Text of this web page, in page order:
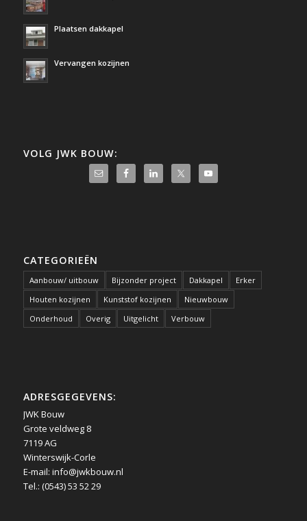
Plaatsen dakkapel
Vervangen kozijnen
VOLG JWK BOUW:
CATEGORIEËN
Aanbouw/ uitbouw Bijzonder project Dakkapel
Erker
Houten kozijnen
Kunststof kozijnen
Nieuwbouw
Onderhoud
Overig Uitgelicht Verbouw
ADRESGEGEVENS:
JWK Bouw
Grote veldweg 8
7119 AG
Winterswijk-Corle
E-mail: info@jwkbouw.nl
Tel.: (0543) 53 52 29